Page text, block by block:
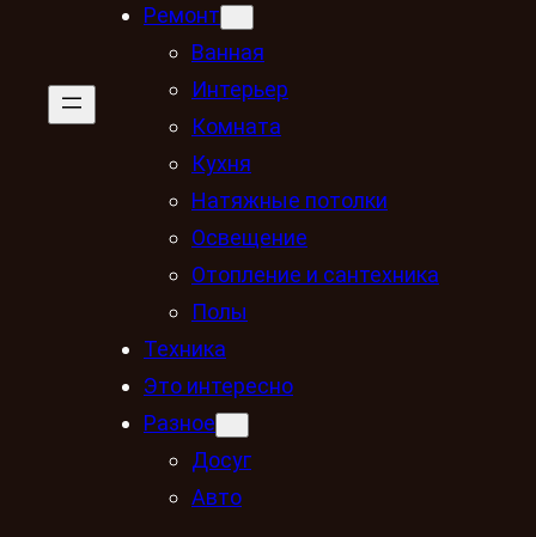
Ремонт
Ванная
Интерьер
Комната
Кухня
Натяжные потолки
Освещение
Отопление и сантехника
Полы
Техника
Это интересно
Разное
Досуг
Авто